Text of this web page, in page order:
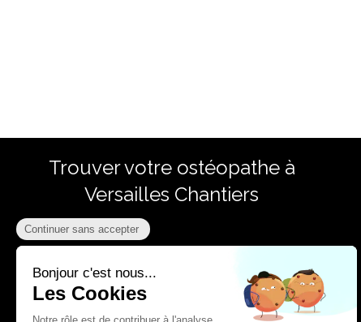
Trouver votre ostéopathe à
Versailles Chantiers